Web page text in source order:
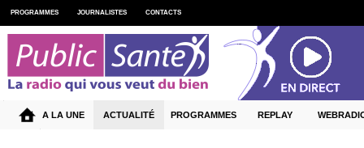
PROGRAMMES JOURNALISTES CONTACTS
A LA UNE ACTUALITÉ PROGRAMMES REPLAY